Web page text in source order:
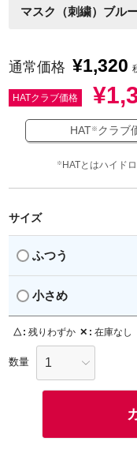
マスク（刺繍）ブル
通常価格 ¥1,320
HATクラブ価格 ¥
HAT※ クラブ
※ HATとはハイド
サイズ
ふつう
小さめ
△ 残りわずか ✕ 在庫なし